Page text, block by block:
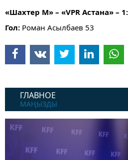
ГЛАВНОЕ
МАҢЫЗДЫ
«Шахтер М» – «VPR Астана» –
Гол: Роман Асылбаев 53